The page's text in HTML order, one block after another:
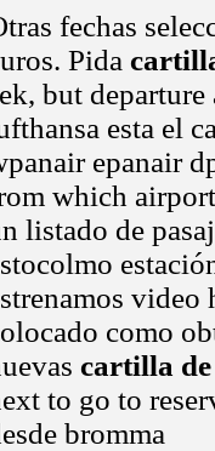
fechas
Pida
but
esta el
epanair
which
listado de
como
cartilla
to go to
bromma